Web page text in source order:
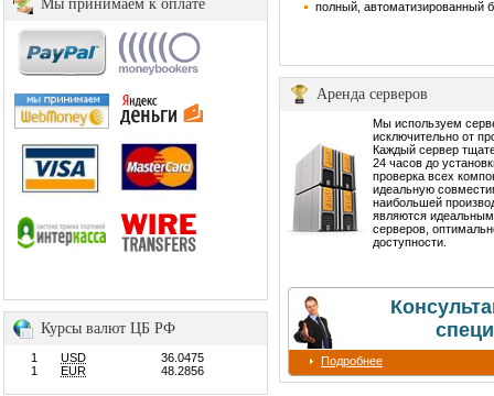
Мы принимаем к оплате
Курсы валют ЦБ РФ
1 USD
36.0475
1
EUR 48.2856
полный, автоматизированный
Аренда серверов
Мы используем
исключительно от
Каждый сервер
24 часов до
проверка всех
идеальную
наибольшей
являются
серверов,
доступности.
Подробнее